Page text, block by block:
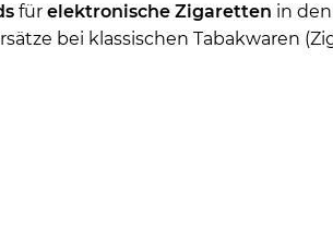
für elektronische Zigaretten in
bei klassischen Tabakwaren